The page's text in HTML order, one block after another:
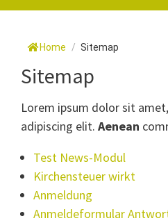
Home / Sitemap
Sitemap
Lorem ipsum dolor sit
adipiscing elit. Aenean
Test News-Modul
Kirchensteuer wirkt
Anmeldung
Anmeldeformular